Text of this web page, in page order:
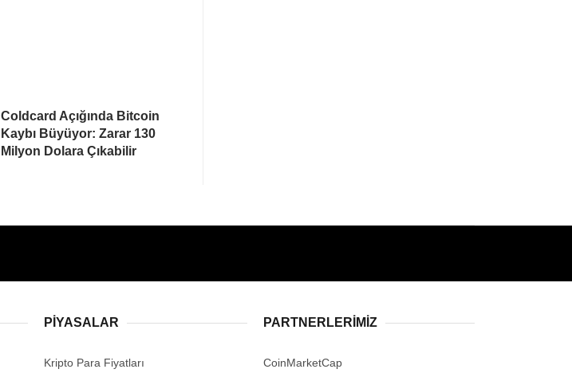
Coldcard Açığında Bitcoin
Kaybı Büyüyor: Zarar 130
Milyon Dolara Çıkabilir
PIYASALAR
Kripto Para Fiyatları
PARTNERLERIMIZ
CoinMarketCap